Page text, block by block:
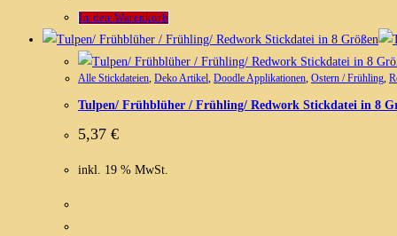
In den Warenkorb
Alle Stickdateien, Deko Artikel, Doodle Applikationen, Ostern / Frühling,
Tulpen/ Frühblüher / Frühling/ Redwork Stickdatei in 8
5,37 €
inkl. 19 % MwSt.